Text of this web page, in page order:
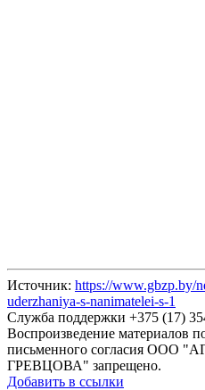
Источник: https://www.gbzp.by/
uderzhaniya-s-nanimatelei-s-1
Служба поддержки +375 (17)
Воспроизведение материалов
письменного согласия
ГРЕВЦОВА" запрещено.
Добавить в ссылки